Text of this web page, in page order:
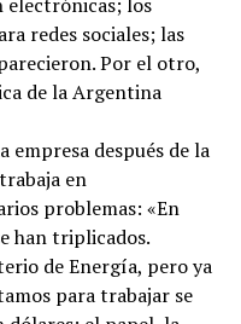
redes sociales; las
Por el otro,
de la Argentina
después de la
en
problemas: «En
han triplicados.
de Energía, pero ya
para trabajar se